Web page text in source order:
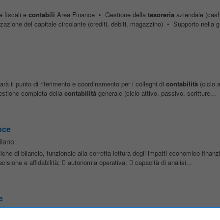
fiscali e contabili Area Finance • Gestione della tesoreriaaziendale
del capitale circolante (crediti, debiti, magazzino) • Supporto nella
il punto di riferimento e coordinamento per i colleghi di contabilità(ciclo
completa della contabilitàgenerale (ciclo attivo, passivo, scritture...
di bilancio, funzionale alla corretta lettura degli impatti economico-
e affidabilità;  autonomia operativa;  capacità di analisi...